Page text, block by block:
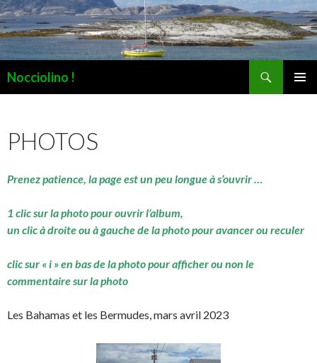
Nocciolino !
PHOTOS
Prenez patience, la page est un peu longue à s’ouvrir …
1 clic sur la photo pour ouvrir l’album,
un clic à droite ou à gauche de la photo pour avancer ou reculer
clic sur « i » en bas de la photo pour afficher ou non le
commentaire sur la photo
Les Bahamas et les Bermudes, mars avril 2023